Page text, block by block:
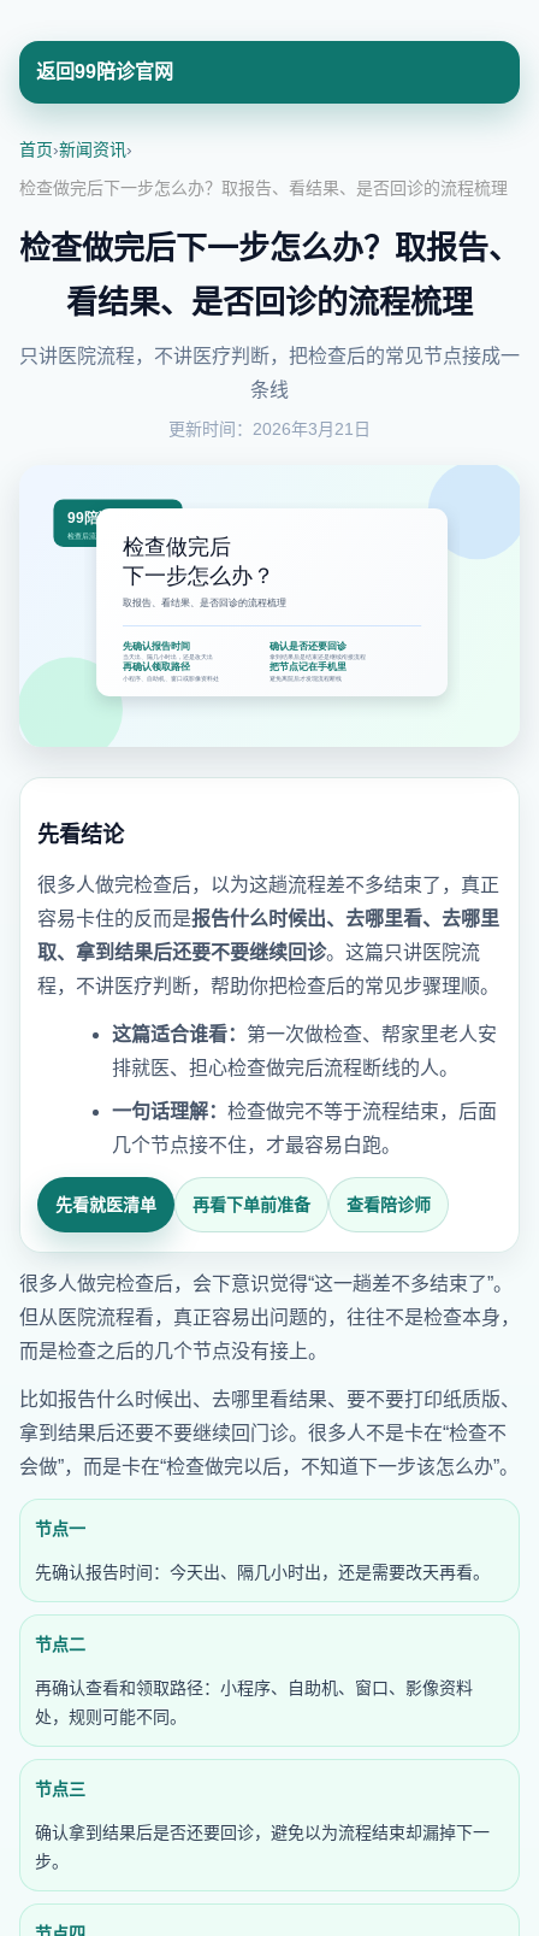
返回99陪诊官网
首页›新闻资讯›
检查做完后下一步怎么办？取报告、看结果、是否回诊的流程梳理
检查做完后下一步怎么办？取报告、
看结果、是否回诊的流程梳理
只讲医院流程，不讲医疗判断，把检查后的常见节点接成一
条线
更新时间：2026年3月21日
先看结论
很多人做完检查后，以为这趟流程差不多结束了，真正
容易卡住的反而是报告什么时候出、去哪里看、去哪里
取、拿到结果后还要不要继续回诊。这篇只讲医院流
程，不讲医疗判断，帮助你把检查后的常见步骤理顺。
这篇适合谁看： 第一次做检查、帮家里老人安
排就医、担心检查做完后流程断线的人。
一句话理解： 检查做完不等于流程结束，后面
几个节点接不住，才最容易白跑。
先看就医清单 再看下单前准备 查看陪诊师
很多人做完检查后，会下意识觉得“这一趟差不多结束了”。
但从医院流程看，真正容易出问题的，往往不是检查本身，
而是检查之后的几个节点没有接上。
比如报告什么时候出、去哪里看结果、要不要打印纸质版、
拿到结果后还要不要继续回门诊。很多人不是卡在“检查不
会做”，而是卡在“检查做完以后，不知道下一步该怎么办”。
节点一
先确认报告时间：今天出、隔几小时出，还是需要改天再看。
节点二
再确认查看和领取路径：小程序、自助机、窗口、影像资料
处，规则可能不同。
节点三
确认拿到结果后是否还要回诊，避免以为流程结束却漏掉下一
步。